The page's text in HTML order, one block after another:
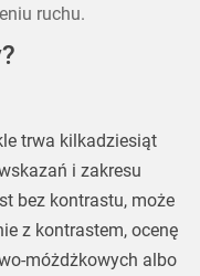
ruchu.
trwa kilkadziesiąt
i zakresu
bez kontrastu, może
z kontrastem, ocenę
móżdżkowych albo